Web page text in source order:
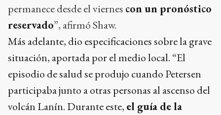
permanece desde el viernes con un pronóstico
reservado”, afirmó Shaw.
Más adelante, dio especificaciones sobre la grave
situación, aportada por el medio local. “El
episodio de salud se produjo cuando Petersen
participaba junto a otras personas al ascenso del
volcán Lanín. Durante este, el guía de la